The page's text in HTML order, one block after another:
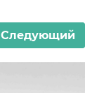
Следующий